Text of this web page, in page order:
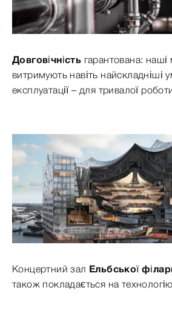
Довговічність гарантована: наші
витримують навіть найскладніші
експлуатації – для тривалої
Концертний зал Ельбської
також покладається на